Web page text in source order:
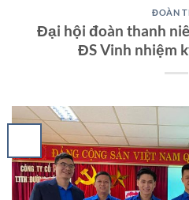
ĐOÀN
Đại hội đoàn thanh
ĐS Vinh nhiệm